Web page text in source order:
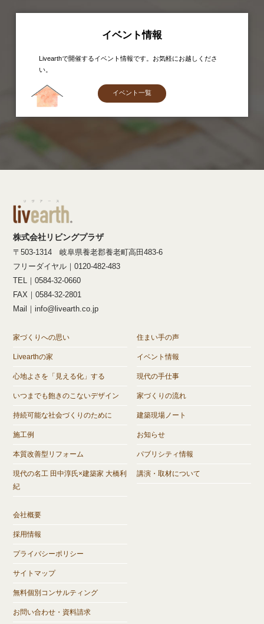
イベント情報
Livearthで開催するイベント情報です。お気軽にお越しくださ
い。
イベント一覧
株式会社リビングプラザ
〒503-1314 岐阜県養老郡養老町高田483-6
フリーダイヤル｜0120-482-483
TEL｜0584-32-0660
FAX｜0584-32-2801
Mail｜info@livearth.co.jp
家づくりへの思い
Livearthの家
心地よさを「見える化」する
いつまでも飽きのこないデザイン
持続可能な社会づくりのために
施工例
本質改善型リフォーム
現代の名工 田中淳氏×建築家 大橋利
紀
住まい手の声
イベント情報
現代の手仕事
家づくりの流れ
建築現場ノート
お知らせ
パブリシティ情報
講演・取材について
会社概要
採用情報
プライバシーポリシー
サイトマップ
無料個別コンサルティング
お問い合わせ・資料請求